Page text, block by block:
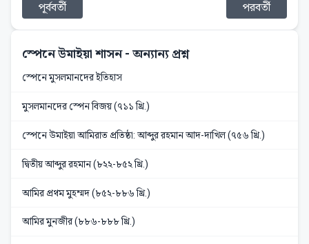
পূর্ববর্তী
পরবর্তী
স্পেনে উমাইয়া শাসন- অন্যান্য প্রশ্ন
স্পেনে মুসলমানদের ইতিহাস
মুসলমানদের স্পেন বিজয় (৭১১ খ্রি.)
স্পেনে উমাইয়া আমিরাত প্রতিষ্ঠা: আব্দুর রহমান আদ-দাখিল (৭৫৬ খ্রি.)
দ্বিতীয় আব্দুর রহমান (৮২২-৮৫২ খ্রি.)
আমির প্রথম মুহম্মদ (৮৫২-৮৮৬ খ্রি.)
আমির মুনজীর (৮৮৬-৮৮৮ খ্রি.)